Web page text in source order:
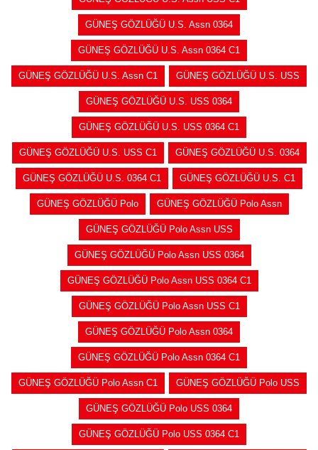
GÜNEŞ GÖZLÜĞÜ U.S. Assn 0364
GÜNEŞ GÖZLÜĞÜ U.S. Assn 0364 C1
GÜNEŞ GÖZLÜĞÜ U.S. Assn C1 GÜNEŞ GÖZLÜĞÜ U.S. USS
GÜNEŞ GÖZLÜĞÜ U.S. USS 0364
GÜNEŞ GÖZLÜĞÜ U.S. USS 0364 C1
GÜNEŞ GÖZLÜĞÜ U.S. USS C1 GÜNEŞ GÖZLÜĞÜ U.S. 0364
GÜNEŞ GÖZLÜĞÜ U.S. 0364 C1 GÜNEŞ GÖZLÜĞÜ U.S. C1
GÜNEŞ GÖZLÜĞÜ Polo GÜNEŞ GÖZLÜĞÜ Polo Assn
GÜNEŞ GÖZLÜĞÜ Polo Assn USS
GÜNEŞ GÖZLÜĞÜ Polo Assn USS 0364
GÜNEŞ GÖZLÜĞÜ Polo Assn USS 0364 C1
GÜNEŞ GÖZLÜĞÜ Polo Assn USS C1
GÜNEŞ GÖZLÜĞÜ Polo Assn 0364
GÜNEŞ GÖZLÜĞÜ Polo Assn 0364 C1
GÜNEŞ GÖZLÜĞÜ Polo Assn C1 GÜNEŞ GÖZLÜĞÜ Polo USS
GÜNEŞ GÖZLÜĞÜ Polo USS 0364
GÜNEŞ GÖZLÜĞÜ Polo USS 0364 C1